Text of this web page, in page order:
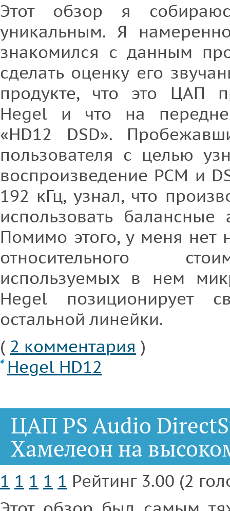
Этот обзор я
уникальным. Я
знакомился с данным
сделать оценку его
продукте, что это ЦАП
Hegel и что на
«HD12 DSD».
пользователя с целью
воспроизведение PCM и
192 кГц, узнал, что
использовать
Помимо этого, у меня нет
относительного
используемых в нем
Hegel позиционирует
остальной линейки.
( 2 комментария )
Hegel HD12
ЦАП PS Audio
Хамелеон на
1 1 1 1 1 Рейтинг 3.00 (2